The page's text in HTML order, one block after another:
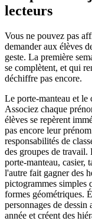
lecteurs
Vous ne pouvez pas
demander aux élèves
geste. La première
se complètent, et qui
déchiffre pas encore.
Le porte-manteau et le
Associez chaque
élèves se repèrent
pas encore leur
responsabilités de
des groupes de travail.
porte-manteau, casier,
l'autre fait gagner des
pictogrammes simples
formes géométriques.
personnages de
année et créent des